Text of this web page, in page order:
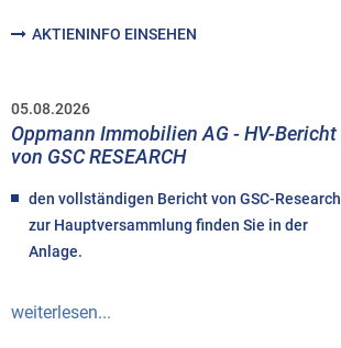
AKTIENINFO EINSEHEN
05.08.2026
Oppmann Immobilien AG - HV-Bericht
von GSC RESEARCH
den vollständigen Bericht von GSC-Research
zur Hauptversammlung finden Sie in der
Anlage.
weiterlesen...